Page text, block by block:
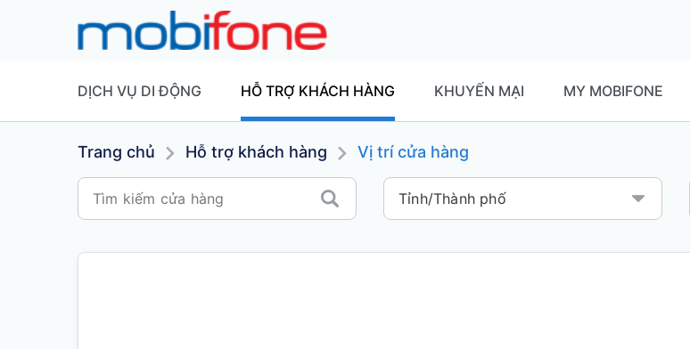
DỊCH VỤ DI ĐỘNG HỖ TRỢ KHÁCH HÀNG KHUYẾN MẠI MY MOBIFONE
Trang chủ Hỗ trợ khách hàng Vị trí cửa hàng